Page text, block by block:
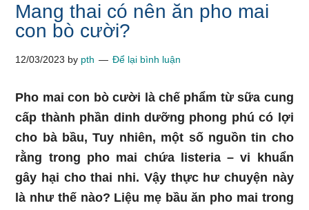
Mang thai có nên ăn pho mai
con bò cười?
12/03/2023 by pth Để lại bình luận
Pho mai con bò cười là chế phẩm từ sữa cung
cấp thành phần dinh dưỡng phong phú có lợi
cho bà bầu, Tuy nhiên, một số nguồn tin cho
rằng trong pho mai chứa listeria – vi khuẩn
gây hại cho thai nhi. Vậy thực hư chuyện này
là như thế nào? Liệu mẹ bầu ăn pho mai trong